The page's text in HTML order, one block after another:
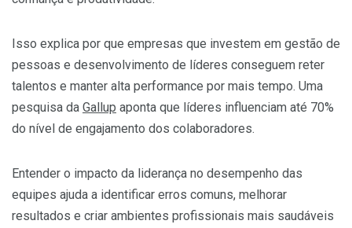
Isso explica por que empresas que investem em gestão de
pessoas e desenvolvimento de líderes conseguem reter
talentos e manter alta performance por mais tempo. Uma
pesquisa da Gallup aponta que líderes influenciam até 70%
do nível de engajamento dos colaboradores.
Entender o impacto da liderança no desempenho das
equipes ajuda a identificar erros comuns, melhorar
resultados e criar ambientes profissionais mais saudáveis